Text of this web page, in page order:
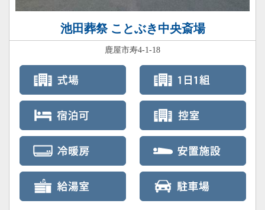
池田葬祭 ことぶき中央斎場
鹿屋市寿4-1-18